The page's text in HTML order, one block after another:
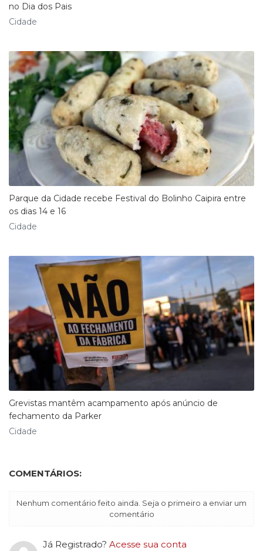
no Dia dos Pais
Cidade
Parque da Cidade recebe Festival do Bolinho Caipira entre
os dias 14 e 16
Cidade
Grevistas mantêm acampamento após anúncio de
fechamento da Parker
Cidade
COMENTÁRIOS:
Nenhum comentário feito ainda. Seja o primeiro a enviar um
comentário
Já Registrado? Acesse sua conta